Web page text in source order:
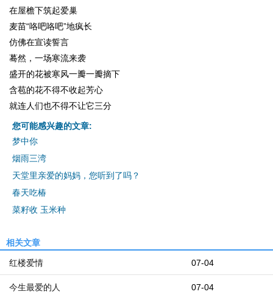
在屋檐下筑起爱巢
麦苗“咯吧咯吧”地疯长
仿佛在宣读誓言
蓦然，一场寒流来袭
盛开的花被寒风一瓣一瓣摘下
含苞的花不得不收起芳心
就连人们也不得不让它三分
您可能感兴趣的文章:
梦中你
烟雨三湾
天堂里亲爱的妈妈，您听到了吗？
春天吃椿
菜籽收 玉米种
相关文章
07-04
红楼爱情
07-04
今生最爱的人